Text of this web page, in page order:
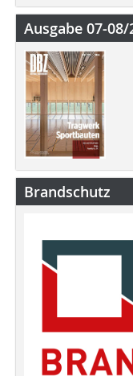
Ausgabe 07-08/
Brandschutz